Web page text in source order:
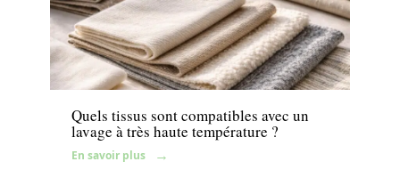
Quels tissus sont compatibles avec un
lavage à très haute température ?
En savoir plus